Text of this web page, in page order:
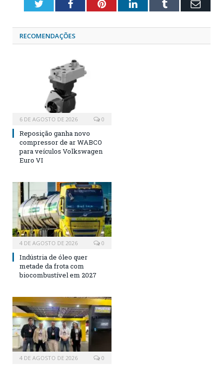
TwitterFacebookPinterestLinkedInTumblr
RECOMENDAÇÕES
6 DE AGOSTO DE 2026 0
Reposição ganha novo
compressor de ar WABCO
para veículos Volkswagen
Euro VI
4 DE AGOSTO DE 2026 0
Indústria de óleo quer
metade da frota com
biocombustível em 2027
4 DE AGOSTO DE 2026 0